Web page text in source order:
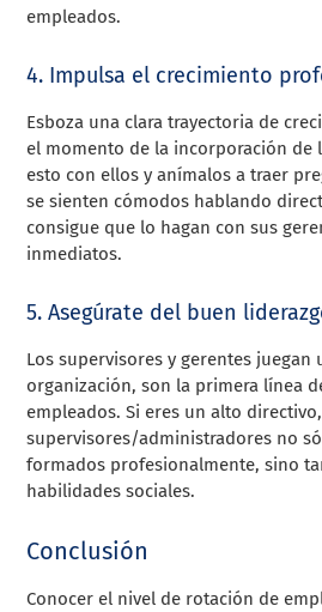
empleados.
4. Impulsa el crecimiento
Esboza una clara trayectoria de
el momento de la incorporación de
esto con ellos y anímalos a traer
se sienten cómodos hablando
consigue que lo hagan con sus
inmediatos.
5. Asegúrate del buen
Los supervisores y gerentes juegan
organización, son la primera línea
empleados. Si eres un alto
supervisores/administradores no
formados profesionalmente, sino
habilidades sociales.
Conclusión
Conocer el nivel de rotación de